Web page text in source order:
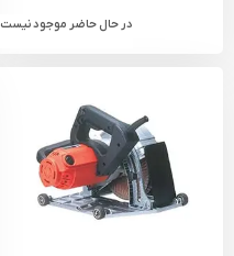
در حال حاضر موجود نیست